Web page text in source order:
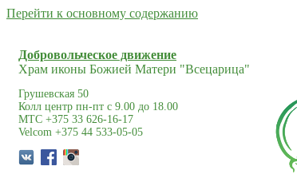
Перейти к основному содержанию
Добровольческое движение
Храм иконы Божией Матери "Всецарица"
Грушевская 50
Колл центр пн-пт с 9.00 до 18.00
МТС +375 33 626-16-17
Velcom +375 44 533-05-05